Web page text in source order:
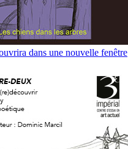
dans une nouvelle fenêtre